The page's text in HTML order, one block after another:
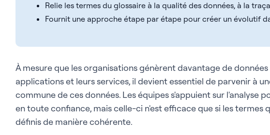
Relie les termes du glossaire à la qualité des données, à la
Fournit une approche étape par étape pour créer un évolutif
À mesure que les organisations génèrent davantage de
applications et leurs services, il devient essentiel de parvenir à
commune de ces données. Les équipes s'appuient sur l'analyse
en toute confiance, mais celle-ci n'est efficace que si les termes
définis de manière cohérente.